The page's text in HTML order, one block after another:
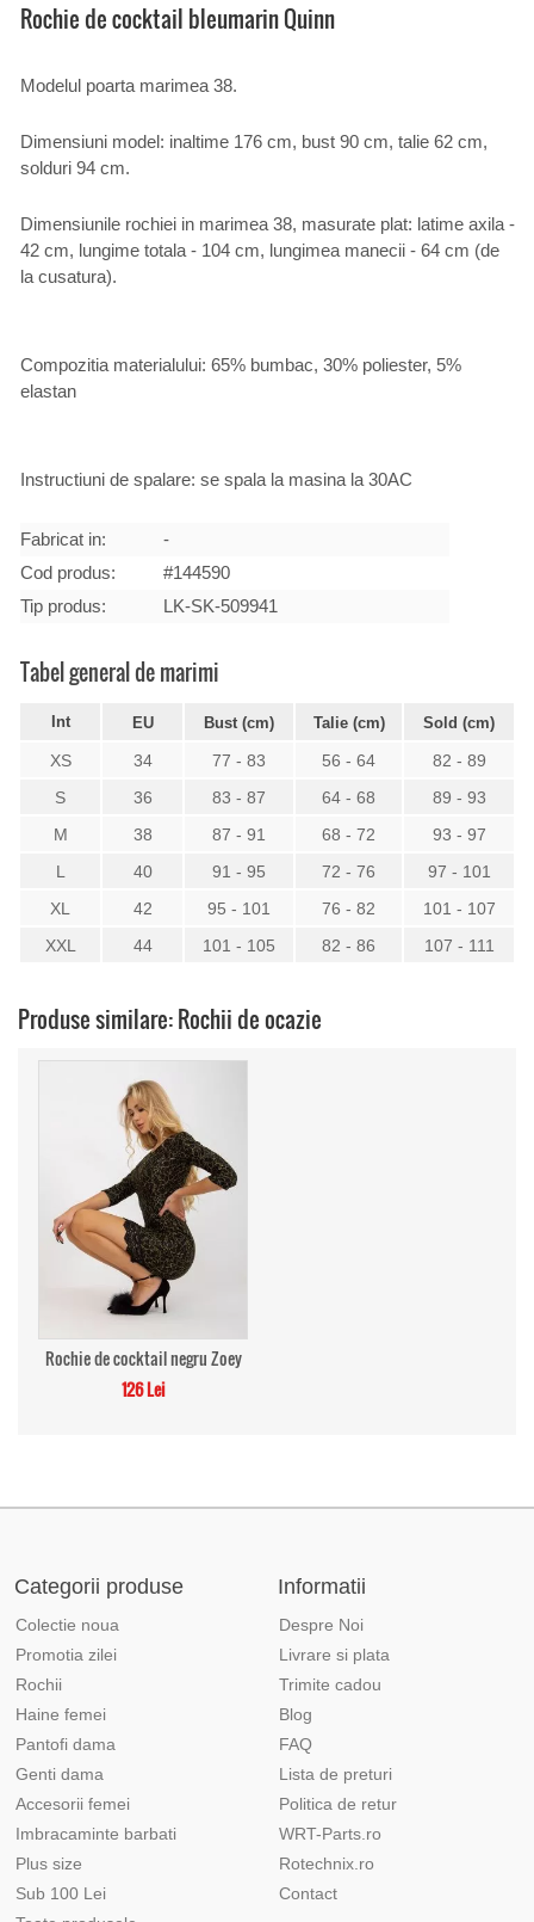
Rochie de cocktail bleumarin Quinn
Modelul poarta marimea 38.
Dimensiuni model: inaltime 176 cm, bust 90 cm, talie 62 cm,
solduri 94 cm.
Dimensiunile rochiei in marimea 38, masurate plat: latime axila -
42 cm, lungime totala - 104 cm, lungimea manecii - 64 cm (de
la cusatura).
Compozitia materialului: 65% bumbac, 30% poliester, 5%
elastan
Instructiuni de spalare: se spala la masina la 30AC
Fabricat in:
-
Cod produs:
#144590
Tip produs:
LK-SK-509941
Tabel general de marimi
Int EU Bust (cm) Talie (cm) Sold (cm)
XS 34 77 - 83 56 - 64
82 - 89
S
36 83 - 87 64 - 68
89 - 93
M
38 87 - 91 68 - 72
93 - 97
L
40 91 - 95 72 - 76
97 - 101
XL
42 95 - 101 76 - 82
101 - 107
XXL
44 101 - 105 82 - 86 107 - 111
Produse similare: Rochii de ocazie
Rochie de cocktail negru Zoey
126 Lei
Categorii produse
Colectie noua
Promotia zilei
Rochii
Haine femei
Pantofi dama
Genti dama
Accesorii femei
Imbracaminte barbati
Plus size
Sub 100 Lei
Informatii
Despre Noi
Livrare si plata
Trimite cadou
Blog
FAQ
Lista de preturi
Politica de retur
WRT-Parts.ro
Rotechnix.ro
Contact